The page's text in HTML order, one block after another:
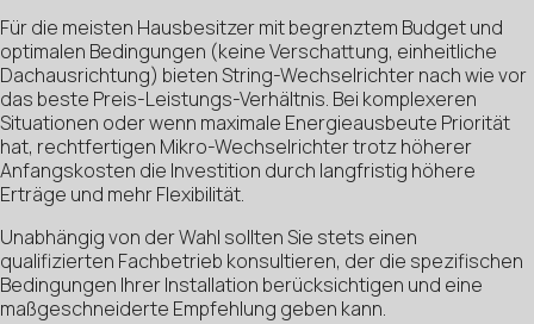
Für die meisten Hausbesitzer mit begrenztem Budget und
optimalen Bedingungen (keine Verschattung, einheitliche
Dachausrichtung) bieten String-Wechselrichter nach wie vor
das beste Preis-Leistungs-Verhältnis. Bei komplexeren
Situationen oder wenn maximale Energieausbeute Priorität
hat, rechtfertigen Mikro-Wechselrichter trotz höherer
Anfangskosten die Investition durch langfristig höhere
Erträge und mehr Flexibilität.
Unabhängig von der Wahl sollten Sie stets einen
qualifizierten Fachbetrieb konsultieren, der die spezifischen
Bedingungen Ihrer Installation berücksichtigen und eine
maßgeschneiderte Empfehlung geben kann.